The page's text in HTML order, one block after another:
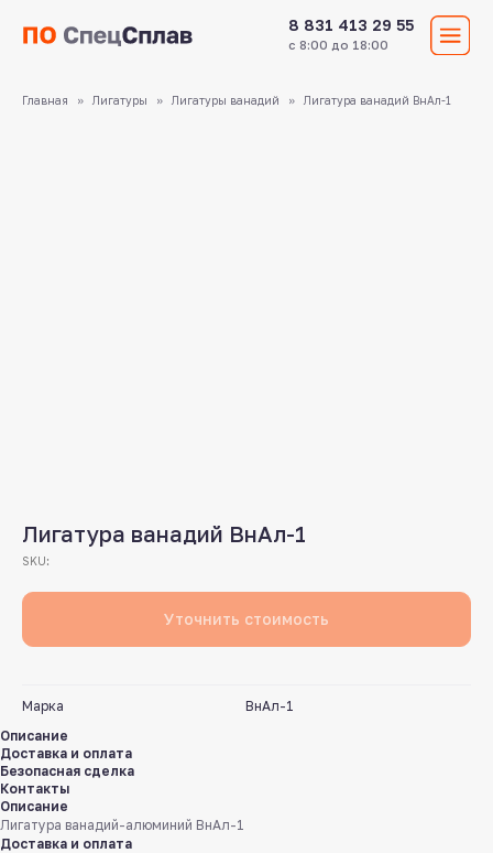
8 831 413 29 55
Главная Лигатуры Лигатуры ванадий Лигатура ванадий ВнАл-1
Лигатура ванадий ВнАл-1
SKU:
Уточнить стоимость
Марка
ВнАл-1
Описание
Доставка и оплата
Безопасная сделка
Контакты
Описание
Лигатура ванадий-алюминий ВнАл-1
Доставка и оплата